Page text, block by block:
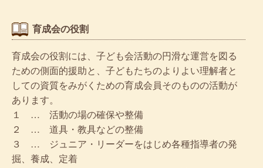
育成会の役割
育成会の役割には、子ども会活動の円滑な運営を図る
ための側面的援助と、子どもたちのよりよい理解者と
しての資質をみがくための育成会員そのものの活動が
あります。
１ … 活動の場の確保や整備
２ … 道具・教具などの整備
３ … ジュニア・リーダーをはじめ各種指導者の発
掘、養成、定着